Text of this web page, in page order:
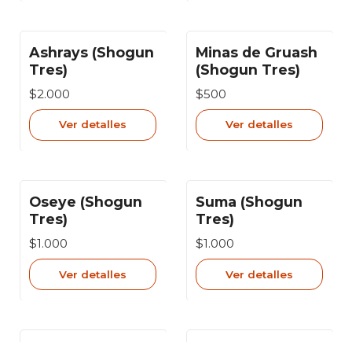
Agotado
Ashrays (Shogun
Tres)
$2.000
Ver detalles
Agotado
Minas de Gruash
(Shogun Tres)
$500
Ver detalles
Agotado
Oseye (Shogun
Tres)
$1.000
Ver detalles
Agotado
Suma (Shogun
Tres)
$1.000
Ver detalles